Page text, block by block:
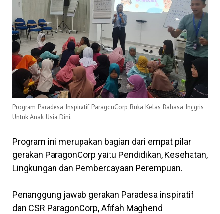
Program Paradesa Inspiratif ParagonCorp Buka Kelas Bahasa Inggris
Untuk Anak Usia Dini.
Program ini merupakan bagian dari empat pilar
gerakan ParagonCorp yaitu Pendidikan, Kesehatan,
Lingkungan dan Pemberdayaan Perempuan.
Penanggung jawab gerakan Paradesa inspiratif
dan CSR ParagonCorp, Afifah Maghend